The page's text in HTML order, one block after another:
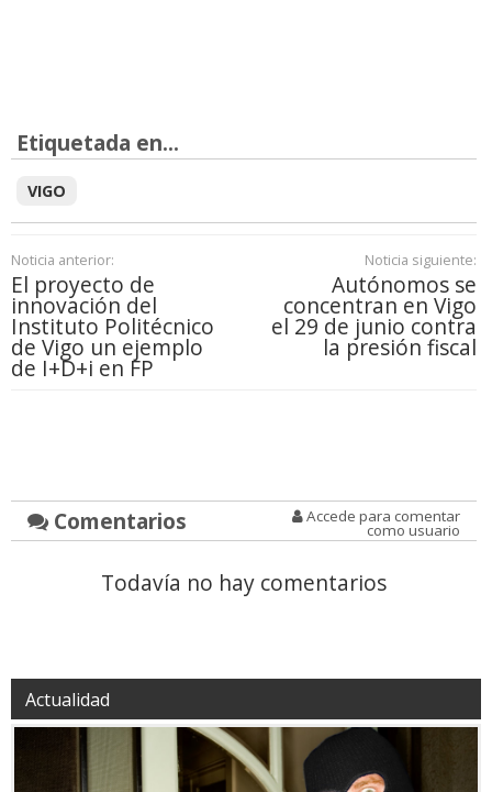
Etiquetada en...
VIGO
Noticia anterior:
El proyecto de
innovación del
Instituto Politécnico
de Vigo un ejemplo
de I+D+i en FP
Noticia siguiente:
Autónomos se
concentran en Vigo
el 29 de junio contra
la presión fiscal
Comentarios Accede para comentar
como usuario
Todavía no hay comentarios
Actualidad